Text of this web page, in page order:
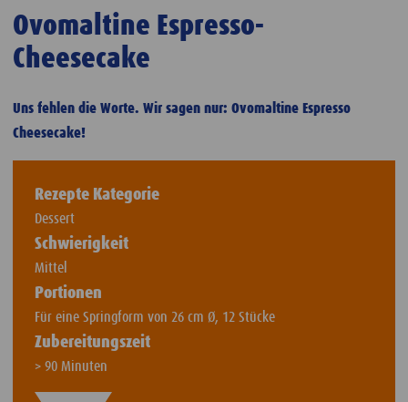
Ovomaltine Espresso-
Cheesecake
Uns fehlen die Worte. Wir sagen nur: Ovomaltine Espresso
Cheesecake!
Rezepte Kategorie
Dessert
Schwierigkeit
Mittel
Portionen
Für eine Springform von 26 cm Ø, 12 Stücke
Zubereitungszeit
> 90 Minuten